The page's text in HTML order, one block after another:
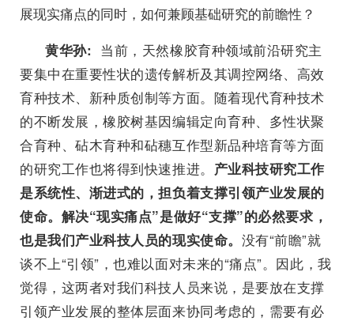
展现实痛点的同时，如何兼顾基础研究的前瞻性？
黄华孙: 当前，天然橡胶育种领域前沿研究主
要集中在重要性状的遗传解析及其调控网络、高效
育种技术、新种质创制等方面。随着现代育种技术
的不断发展，橡胶树基因编辑定向育种、多性状聚
合育种、砧木育种和砧穗互作型新品种培育等方面
的研究工作也将得到快速推进。 产业科技研究工作
是系统性、渐进式的，担负着支撑引领产业发展的
使命。解决“现实痛点”是做好“支撑”的必然要求，
也是我们产业科技人员的现实使命。 没有“前瞻”就
谈不上“引领”，也难以面对未来的“痛点”。因此，我
觉得，这两者对我们科技人员来说，是要放在支撑
引领产业发展的整体层面来协同考虑的，需要有必